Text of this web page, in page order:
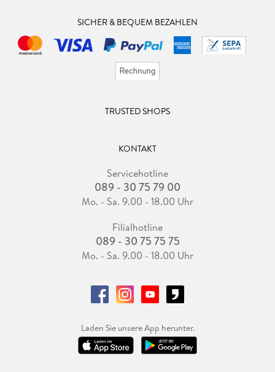
SICHER & BEQUEM BEZAHLEN
TRUSTED SHOPS
KONTAKT
Servicehotline
089 - 30 75 79 00
Mo. - Sa. 9.00 - 18.00 Uhr
Filialhotline
089 - 30 75 75 75
Mo. - Sa. 9.00 - 18.00 Uhr
Laden Sie unsere App herunter.